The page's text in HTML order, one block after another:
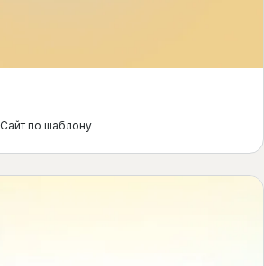
Сайт по шаблону